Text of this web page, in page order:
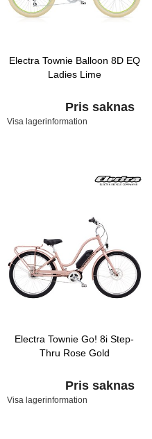
Electra Townie Balloon 8D EQ
Ladies Lime
Pris saknas
Visa lagerinformation
Electra Townie Go! 8i Step-
Thru Rose Gold
Pris saknas
Visa lagerinformation